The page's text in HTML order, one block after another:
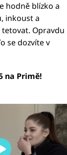
hodně blízko a
inkoust a
Opravdu
se dozvíte v
na Primě!